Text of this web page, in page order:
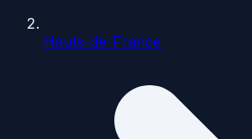
Hauts-de-France